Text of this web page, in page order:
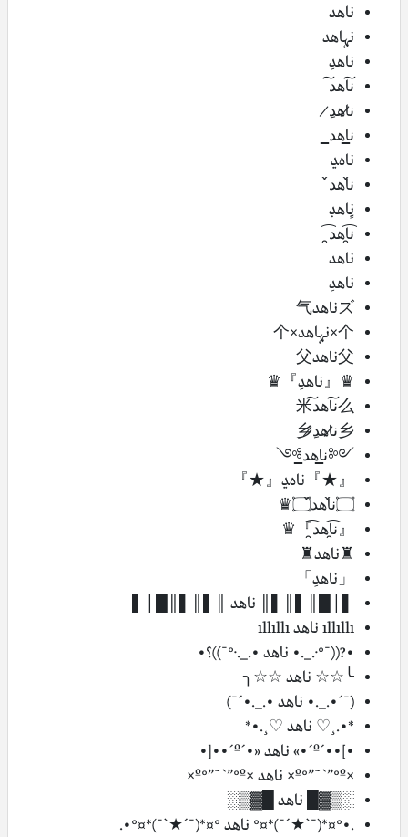
ناهد
نہاهد
ناهدِ
ن͠اهد͠
ن̷اهد̷ِ
ن̲اهد̲
ناهﮃ
ن̀́اهد̀́
نـِِـِـاهڊ
ن̯͡اهد̯͡
ناهد
ناهدِ
ズناهد气
个×نہاهد×个
父ناهد父
♛『ناهدِ』♛
么ن͠اهد͠米
乡ن̷اهد̷ِ乡
༺ن̲اهد̲༻
『★』ناهﮃ『★』
۝ن̀́اهد̀́۝♛
『ن̯͡اهد̯͡』♛
♜ناهد♜
「ناهدِ」
▌│█║▌║▌║ ناهد ║▌║▌║█│▌
ıllıllı ناهد ıllıllı
•?((¯°·._.• ناهد •._.·°¯))؟•
╰☆☆ ناهد ☆☆╮
(¯´•._.• ناهد •._.•´¯)
*•.¸♡ ناهد ♡¸.•*
•]••´º´•» ناهد «•´º´••[•
×º°”˜`”°º× ناهد ×º°”˜`”°º×
░▒▓█ ناهد █▓▒░
.•°¤*(¯`★´¯)*¤° ناهد °¤*(¯´★`¯)*¤°•.